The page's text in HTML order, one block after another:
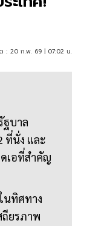
: 20 ก.พ. 69 | 07:02 น.
ฐบาล
ที่นั่ง และ
เอที่สำคัญ
นทิศทาง
ถียรภาพ